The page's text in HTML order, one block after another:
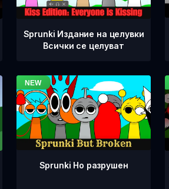
Sprunki Издание на целувки
Всички се целуват
Sprunki Но разрушен